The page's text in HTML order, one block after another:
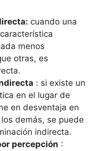
cuando una
menos
otras, es
: si existe un
en el lugar de
en desventaja en
demás, se puede
indirecta.
percepción :